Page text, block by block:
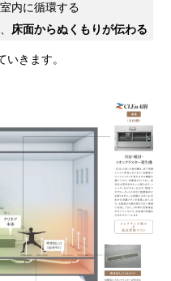
内に循環する
床面からぬくもりが伝わる
いきます。